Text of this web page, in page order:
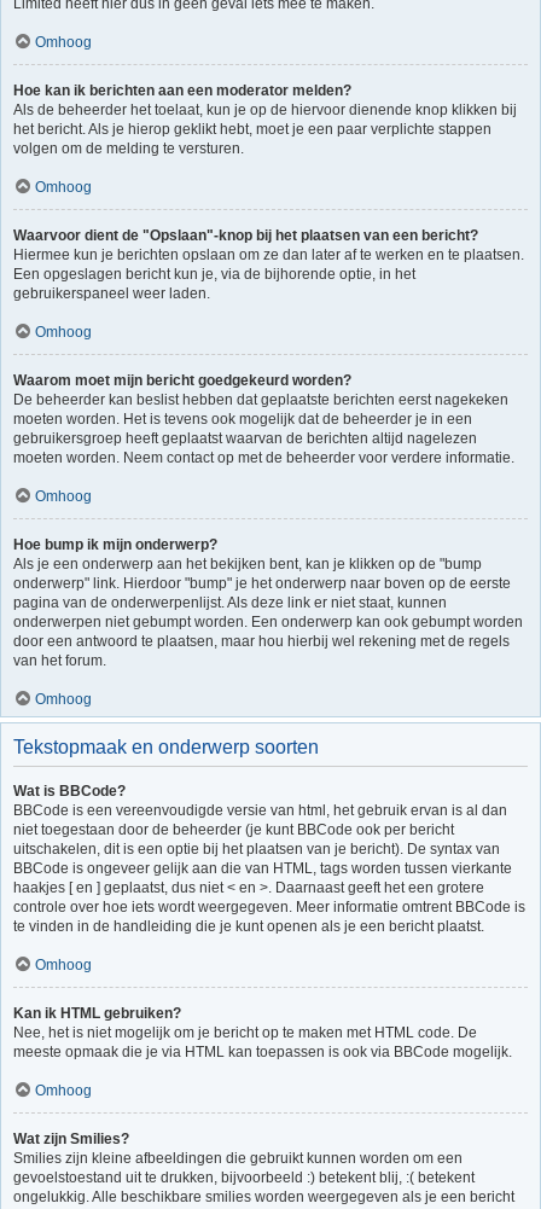
Limited heeft hier dus in geen geval iets mee te maken.
Omhoog
Hoe kan ik berichten aan een moderator melden?
Als de beheerder het toelaat, kun je op de hiervoor dienende knop klikken bij
het bericht. Als je hierop geklikt hebt, moet je een paar verplichte stappen
volgen om de melding te versturen.
Omhoog
Waarvoor dient de "Opslaan"-knop bij het plaatsen van een bericht?
Hiermee kun je berichten opslaan om ze dan later af te werken en te plaatsen.
Een opgeslagen bericht kun je, via de bijhorende optie, in het
gebruikerspaneel weer laden.
Omhoog
Waarom moet mijn bericht goedgekeurd worden?
De beheerder kan beslist hebben dat geplaatste berichten eerst nagekeken
moeten worden. Het is tevens ook mogelijk dat de beheerder je in een
gebruikersgroep heeft geplaatst waarvan de berichten altijd nagelezen
moeten worden. Neem contact op met de beheerder voor verdere informatie.
Omhoog
Hoe bump ik mijn onderwerp?
Als je een onderwerp aan het bekijken bent, kan je klikken op de "bump
onderwerp" link. Hierdoor "bump" je het onderwerp naar boven op de eerste
pagina van de onderwerpenlijst. Als deze link er niet staat, kunnen
onderwerpen niet gebumpt worden. Een onderwerp kan ook gebumpt worden
door een antwoord te plaatsen, maar hou hierbij wel rekening met de regels
van het forum.
Omhoog
Tekstopmaak en onderwerp soorten
Wat is BBCode?
BBCode is een vereenvoudigde versie van html, het gebruik ervan is al dan
niet toegestaan door de beheerder (je kunt BBCode ook per bericht
uitschakelen, dit is een optie bij het plaatsen van je bericht). De syntax van
BBCode is ongeveer gelijk aan die van HTML, tags worden tussen vierkante
haakjes [ en ] geplaatst, dus niet < en >. Daarnaast geeft het een grotere
controle over hoe iets wordt weergegeven. Meer informatie omtrent BBCode is
te vinden in de handleiding die je kunt openen als je een bericht plaatst.
Omhoog
Kan ik HTML gebruiken?
Nee, het is niet mogelijk om je bericht op te maken met HTML code. De
meeste opmaak die je via HTML kan toepassen is ook via BBCode mogelijk.
Omhoog
Wat zijn Smilies?
Smilies zijn kleine afbeeldingen die gebruikt kunnen worden om een
gevoelstoestand uit te drukken, bijvoorbeeld :) betekent blij, :( betekent
ongelukkig. Alle beschikbare smilies worden weergegeven als je een bericht